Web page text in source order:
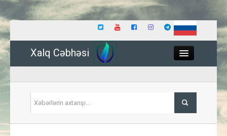
Xalq Cəbhəsi